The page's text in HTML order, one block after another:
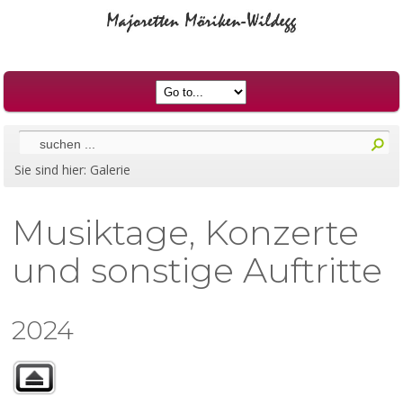
Sie sind hier: Galerie
Musiktage, Konzerte
und sonstige Auftritte
2024